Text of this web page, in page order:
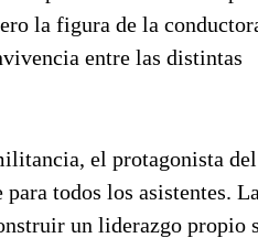
la figura de la
entre las distintas
el protagonista
todos los asistentes. La
un liderazgo propio